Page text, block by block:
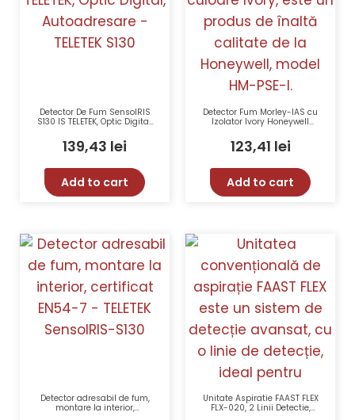
Detector De Fum SensoIRIS
S130 IS TELETEK, Optic Digital,
Autoadresare – TELETEK S130
139,43 lei
Add to cart
Detector Fum Morley-IAS cu
Izolator Ivory Honeywell
HM-PSE-I 15-28V 200µA
123,41 lei
Add to cart
Detector adresabil de fum,
montare la interior,
Unitate Aspiratie FAAST FLEX
FLX-020, 2 Linii Detectie,